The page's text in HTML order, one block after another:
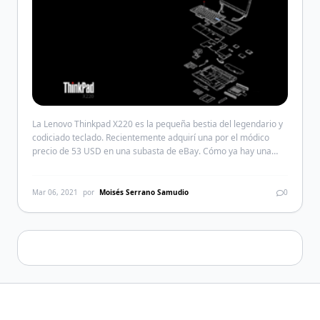
La Lenovo Thinkpad X220 es la pequeña bestia del legendario y
codiciado teclado. Recientemente adquirí una por el módico
precio de 53 USD en una subasta de eBay. Cómo ya hay una
Mar 06, 2021 por Moisés Serrano Samudio 0